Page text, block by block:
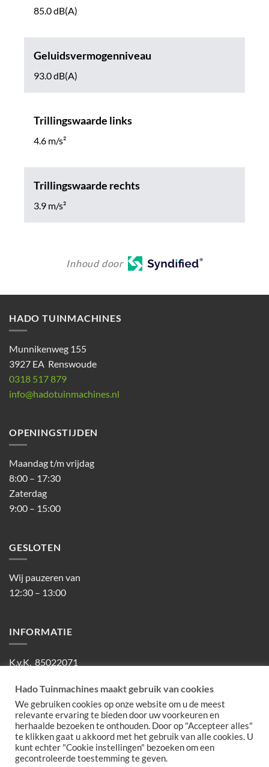
85.0 dB(A)
Geluidsvermogenniveau
93.0 dB(A)
Trillingswaarde links
4.6 m/s²
Trillingswaarde rechts
3.9 m/s²
Inhoud door
HADO TUINMACHINES
Munnikenweg 155
3927 EA Renswoude
0318 517 879
info@hadotuinmachines.nl
OPENINGSTIJDEN
Maandag t/m vrijdag
8:00 – 17:30
Zaterdag
9:00 – 15:00
GESLOTEN
Wij pauzeren van
12:30 – 13:00
INFORMATIE
K.v.K. 85022071
IDeal MasterCard
Visa PayPal
OVER ONS PRIVACY
Hado Tuinmachines maakt gebruik van cookies
We gebruiken cookies op onze website om u de meest
relevante ervaring te bieden door uw voorkeuren en
herhaalde bezoeken te onthouden. Door op "Accepteer alles"
te klikken gaat u akkoord met het gebruik van alle cookies. U
kunt echter "Cookie instellingen" bezoeken om een
gecontroleerde toestemming te geven.